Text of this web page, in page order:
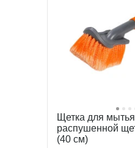
Щетка для
распушенной
(40 см)